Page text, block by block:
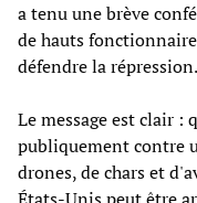
a tenu une brève
de hauts
défendre la répression.
Le message est clair :
publiquement contre
drones, de chars et